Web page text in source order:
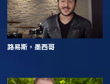
路易斯，墨西哥